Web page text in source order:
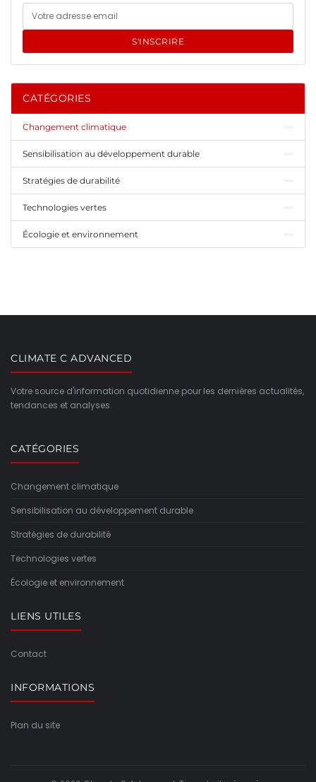
S'INSCRIRE
CATÉGORIES
Changement climatique
Sensibilisation au développement durable
Stratégies de durabilité
Technologies vertes
Écologie et environnement
CLIMATE C ADVANCED
Votre source d'information quotidienne pour les dernières actualités,
tendances et analyses.
CATÉGORIES
Changement climatique
Sensibilisation au développement durable
Stratégies de durabilité
Technologies vertes
Écologie et environnement
LIENS UTILES
Contact
INFORMATIONS
Plan du site